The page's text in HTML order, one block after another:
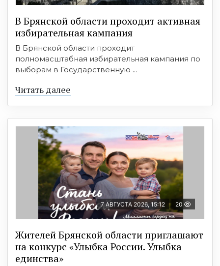
В Брянской области проходит активная
избирательная кампания
В Брянской области проходит
полномасштабная избирательная кампания по
выборам в Государственную ...
Читать далее
7 АВГУСТА 2026, 15:12 20
Жителей Брянской области приглашают
на конкурс «Улыбка России. Улыбка
единства»